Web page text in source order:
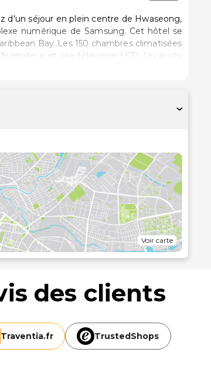
d'un séjour en plein centre de Hwaseong,
de Samsung. Cet hôtel se
Bay..Les 150 chambres climatisées
et une télévision LCD. Un accès
contact avec le reste du monde et des
un coffre-fort et un bureau..Profitez des
équipements et services
de nettoyage à sec / blanchisserie et
de réunions pouvant accueillir toutes
propose une navette vers et depuis
voiturier se trouve dans l'enceinte de
près
Voir carte
des clients
Traventia.fr TrustedShops